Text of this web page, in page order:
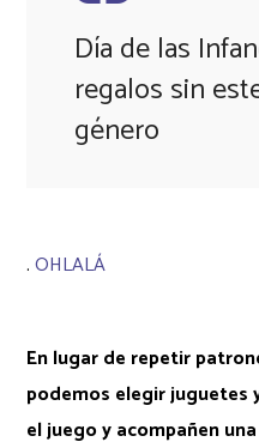
Día de las
regalos sin
género
.OHLALÁ
En lugar de repetir
podemos elegir juguetes
el juego y acompañen